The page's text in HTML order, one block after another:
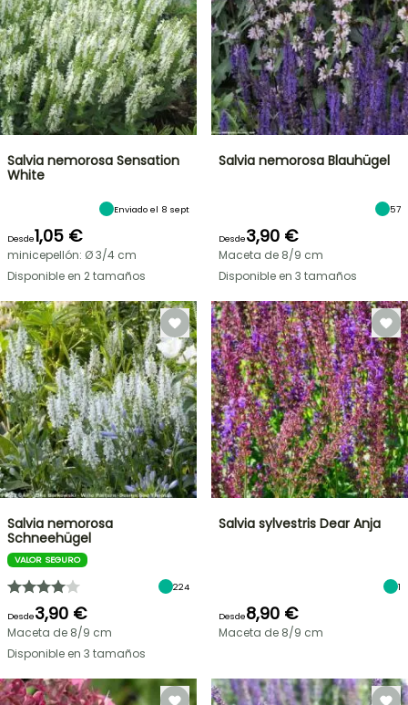
Salvia nemorosa Sensation
White
Enviado el 8 sept
Desde1,05 €
minicepellón: Ø 3/4 cm
Disponible en 2 tamaños
Salvia nemorosa Blauhügel
57
Desde3,90 €
Maceta de 8/9 cm
Disponible en 3 tamaños
Salvia nemorosa
Schneehügel
VALOR SEGURO
224
Desde3,90 €
Maceta de 8/9 cm
Disponible en 3 tamaños
Salvia sylvestris Dear Anja
1
Desde8,90 €
Maceta de 8/9 cm